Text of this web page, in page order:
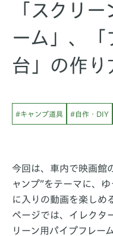
「スクリ
ーム」、「
台」の作り
#キャンプ道具 #自作・DIY
今回は、車内で映画館
ャンプ”をテーマに、
に入りの動画を楽しめ
ページでは、イレクタ
リーン用パイプフレー